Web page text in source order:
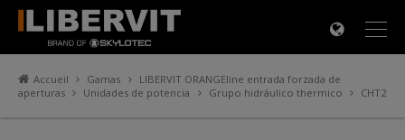
Accueil Gamas
LIBERVIT ORANGEline entrada forzada de
aperturas
Unidades de potencia Grupo hidráulico thermico CHT2
×